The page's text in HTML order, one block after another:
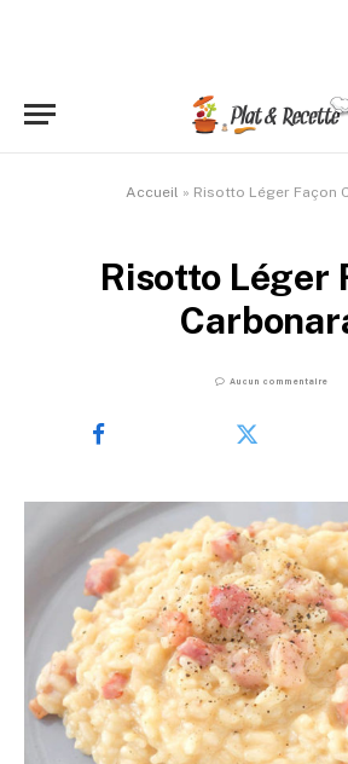
Accueil » Risotto Léger Façon
Risotto Léger
Aucun commentaire